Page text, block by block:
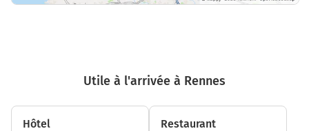
Utile à l'arrivée à Rennes
Hôtel Restaurant